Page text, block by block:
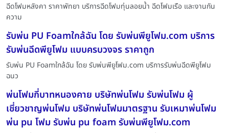
ฉีดโฟมหลังคา ราคาพัทยา บริการฉีดโฟมทุ่นลอยน้ำ ฉีดโฟมเรือ และงานกัน
ความ
รับพ่น PU Foamใกล้ฉัน โดย รับพ่นพียูโฟม.com บริการ
รับพ่นฉีดพียูโฟม แบบครบวงจร ราคาถูก
รับพ่น PU Foamใกล้ฉัน โดย รับพ่นพียูโฟม.com บริการรับพ่นฉีดพียูโฟม
ฉนว
พ่นโฟมกี่บาทหนองคาย บริษัทพ่นโฟม รับพ่นโฟม ผู้
เชี่ยวชาญพ่นโฟม บริษัทพ่นโฟมมาตรฐาน รับเหมาพ่นโฟม
พ่น pu โฟม รับพ่น pu foam รับพ่นพียูโฟม.com